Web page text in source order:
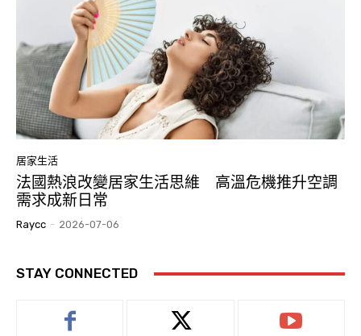
居家生活
法國熱浪改變居家生活思維 高溫危機推升空調
需求成新日常
Raycc - 2026-07-06
STAY CONNECTED